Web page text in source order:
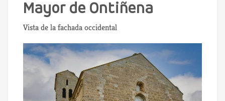
Mayor de Ontiñena
Vista de la fachada occidental